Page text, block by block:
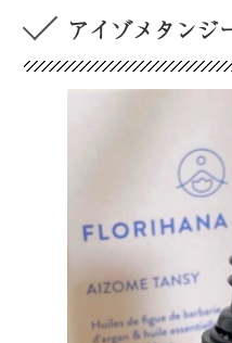
アイゾメタンジ